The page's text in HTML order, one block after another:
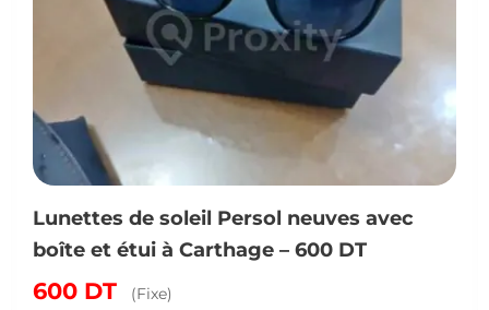
Lunettes de soleil Persol neuves avec
boîte et étui à Carthage – 600 DT
600 DT (Fixe)